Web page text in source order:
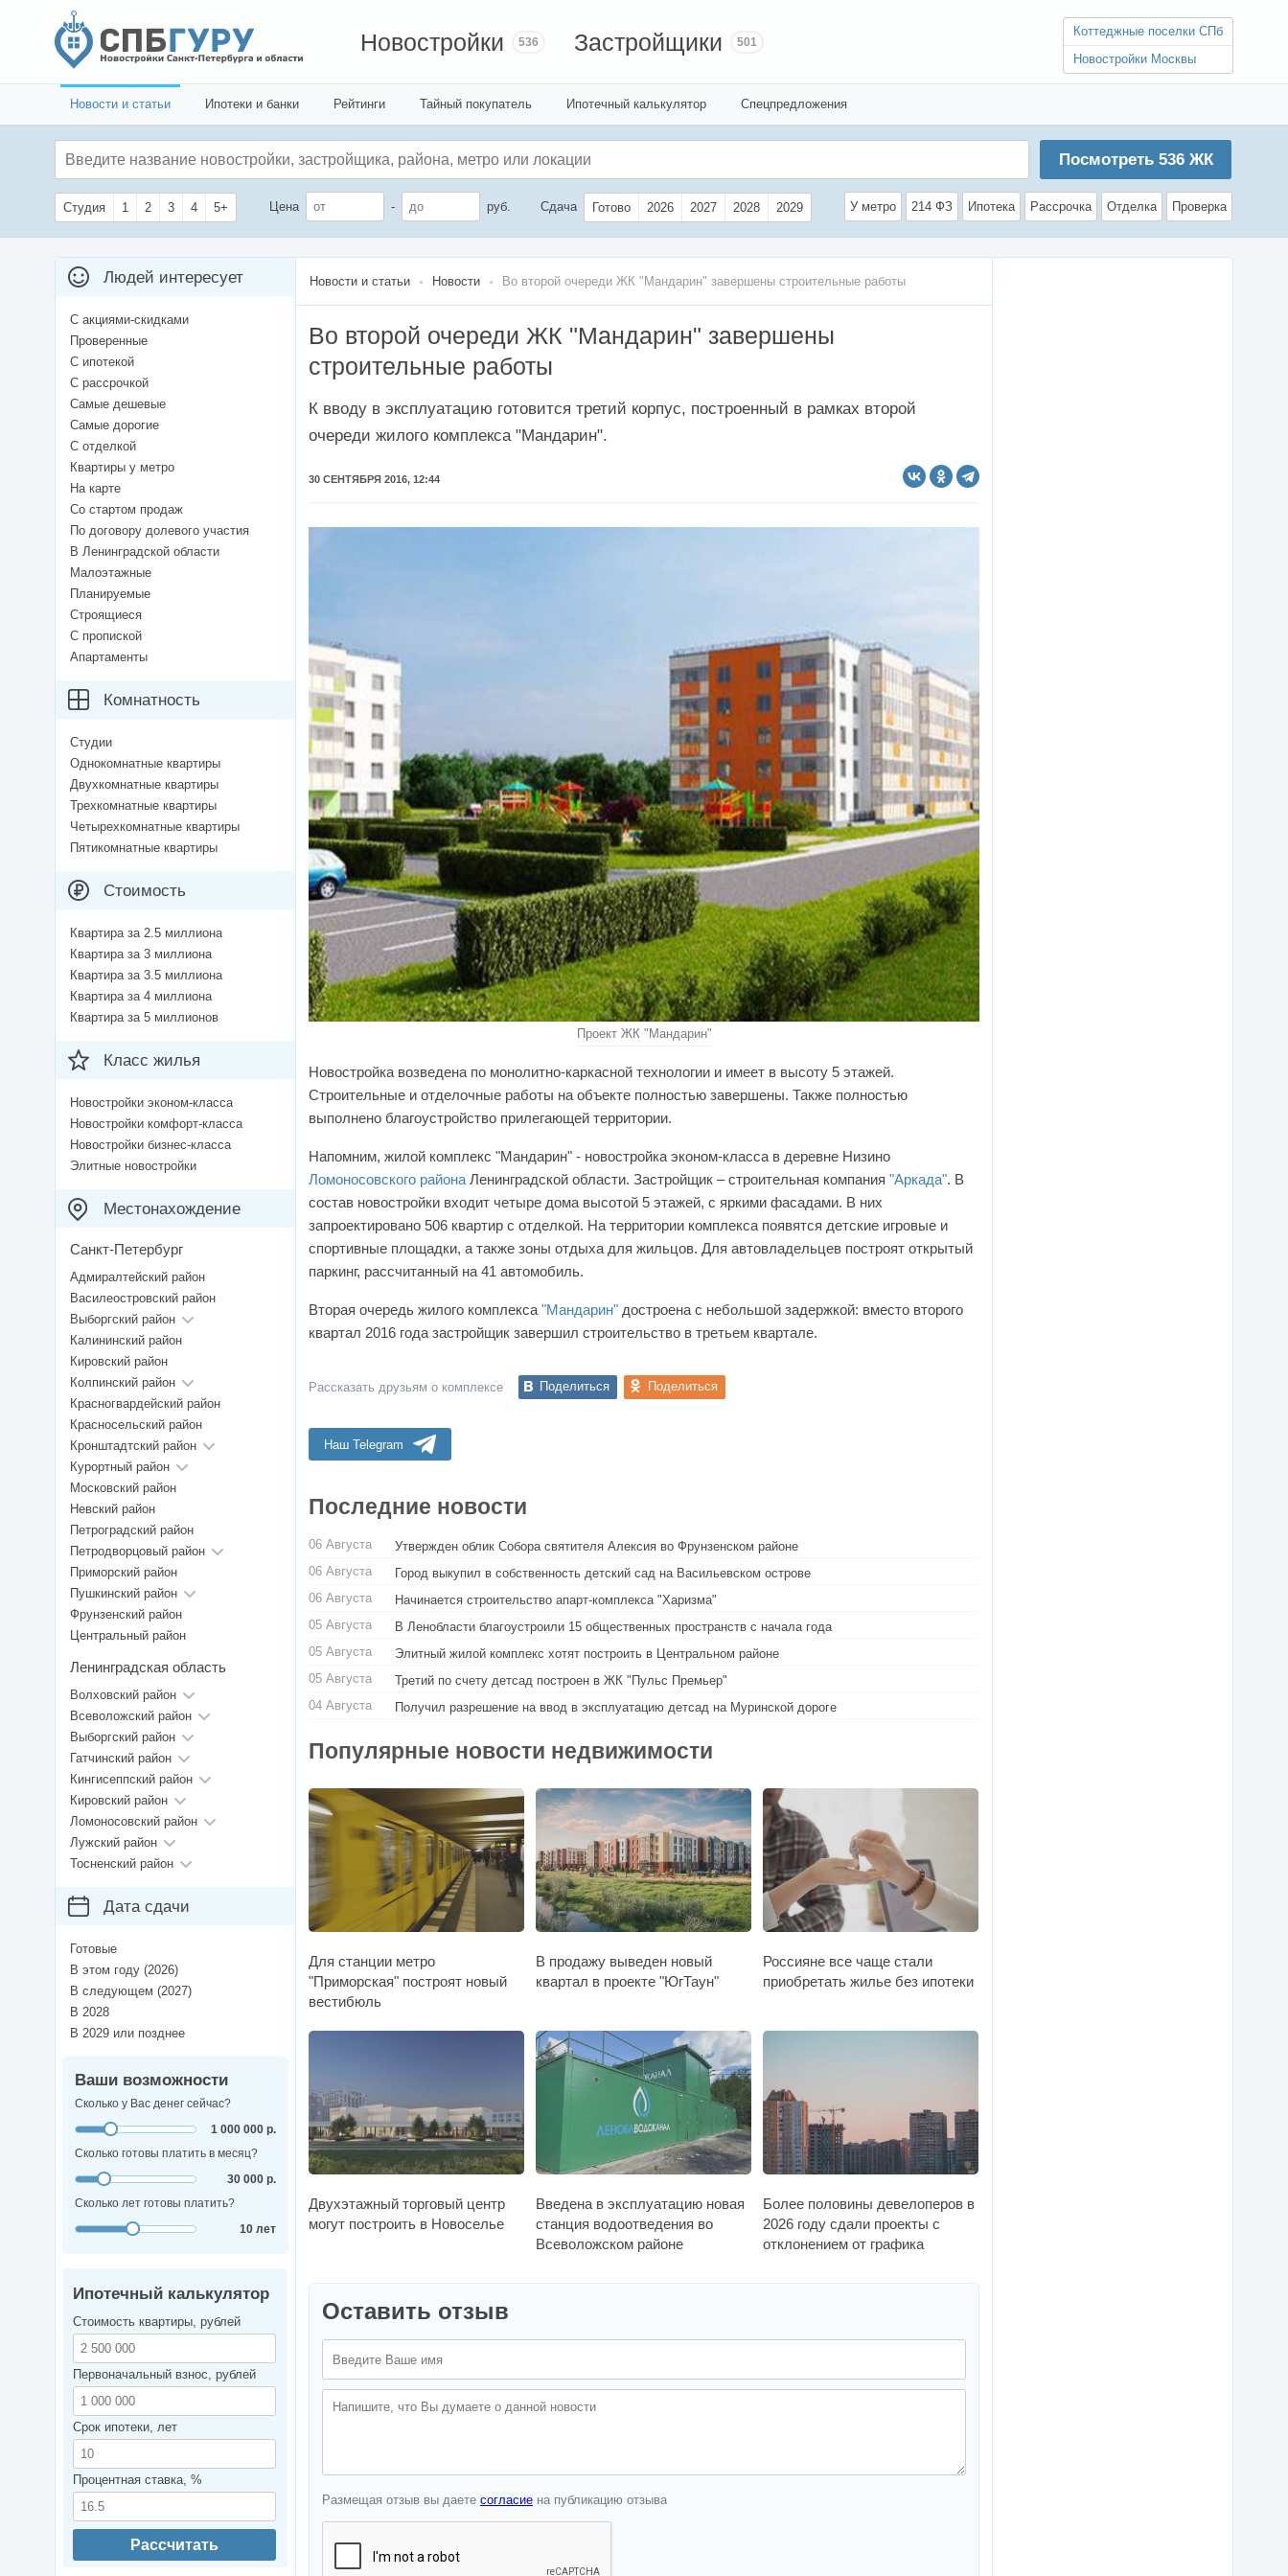
Новостройки 536 Застройщики 501
Коттеджные поселки СПб
Новостройки Москвы
Новости и статьи Ипотеки и банки Рейтинги Тайный покупатель Ипотечный калькулятор Спецпредложения
Посмотреть 536ЖК
Студия 1 2 3 4 5+ Цена - руб. Сдача Готово 2026 2027 2028 2029 У метро 214 ФЗ Ипотека Рассрочка Отделка Проверка
Новости и статьи Новости Во второй очереди ЖК "Мандарин" завершены строительные работы
Во второй очереди ЖК "Мандарин" завершены
строительные работы
К вводу в эксплуатацию готовится третий корпус, построенный в рамках второй
очереди жилого комплекса "Мандарин".
30 СЕНТЯБРЯ 2016, 12:44
Проект ЖК "Мандарин"
Новостройка возведена по монолитно-каркасной технологии и имеет в высоту 5 этажей.
Строительные и отделочные работы на объекте полностью завершены. Также полностью
выполнено благоустройство прилегающей территории.
Напомним, жилой комплекс "Мандарин" - новостройка эконом-класса в деревне Низино
Ломоносовского района Ленинградской области. Застройщик – строительная компания "Аркада". В
состав новостройки входит четыре дома высотой 5 этажей, с яркими фасадами. В них
запроектировано 506 квартир с отделкой. На территории комплекса появятся детские игровые и
спортивные площадки, а также зоны отдыха для жильцов. Для автовладельцев построят открытый
паркинг, рассчитанный на 41 автомобиль.
Вторая очередь жилого комплекса "Мандарин" достроена с небольшой задержкой: вместо второго
квартал 2016 года застройщик завершил строительство в третьем квартале.
Рассказать друзьям о комплексе Поделиться Поделиться
Наш Telegram
Последние новости
06 Августа
Утвержден облик Собора святителя Алексия во Фрунзенском районе
06 Августа
Город выкупил в собственность детский сад на Васильевском острове
06 Августа
Начинается строительство апарт-комплекса "Харизма"
05 Августа
В Ленобласти благоустроили 15 общественных пространств с начала года
05 Августа
Элитный жилой комплекс хотят построить в Центральном районе
05 Августа
Третий по счету детсад построен в ЖК "Пульс Премьер"
04 Августа
Получил разрешение на ввод в эксплуатацию детсад на Муринской дороге
Популярные новости недвижимости
Для станции метро
"Приморская" построят новый
вестибюль
В продажу выведен новый
квартал в проекте "ЮгТаун"
Россияне все чаще стали
приобретать жилье без ипотеки
Двухэтажный торговый центр
могут построить в Новоселье
Введена в эксплуатацию новая
станция водоотведения во
Всеволожском районе
Более половины девелоперов в
2026 году сдали проекты с
отклонением от графика
Оставить отзыв
Размещая отзыв вы даете согласие на публикацию отзыва
Людей интересует
С акциями-скидками
Проверенные
С ипотекой
С рассрочкой
Самые дешевые
Самые дорогие
С отделкой
Квартиры у метро
На карте
Со стартом продаж
По договору долевого участия
В Ленинградской области
Малоэтажные
Планируемые
Строящиеся
С пропиской
Апартаменты
Комнатность
Студии
Однокомнатные квартиры
Двухкомнатные квартиры
Трехкомнатные квартиры
Четырехкомнатные квартиры
Пятикомнатные квартиры
Стоимость
Квартира за 2.5 миллиона
Квартира за 3 миллиона
Квартира за 3.5 миллиона
Квартира за 4 миллиона
Квартира за 5 миллионов
Класс жилья
Новостройки эконом-класса
Новостройки комфорт-класса
Новостройки бизнес-класса
Элитные новостройки
Местонахождение
Санкт-Петербург
Адмиралтейский район
Василеостровский район
Выборгский район
Калининский район
Кировский район
Колпинский район
Красногвардейский район
Красносельский район
Кронштадтский район
Курортный район
Московский район
Невский район
Петроградский район
Петродворцовый район
Приморский район
Пушкинский район
Фрунзенский район
Центральный район
Ленинградская область
Волховский район
Всеволожский район
Выборгский район
Гатчинский район
Кингисеппский район
Кировский район
Ломоносовский район
Лужский район
Тосненский район
Дата сдачи
Готовые
В этом году (2026)
В следующем (2027)
В 2028
В 2029 или позднее
Ваши возможности
Сколько у Вас денег сейчас?
1 000 000 р.
Сколько готовы платить в месяц?
30 000 р.
Сколько лет готовы платить?
10 лет
Ипотечный калькулятор
Стоимость квартиры, рублей
Первоначальный взнос, рублей
Срок ипотеки, лет
Процентная ставка, %
Рассчитать